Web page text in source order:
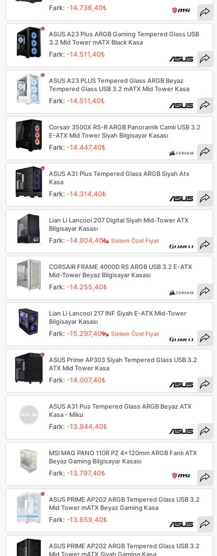
Fark: -14.736,40₺
ASUS A23 Plus ARGB Gaming Tempered Glass USB
3.2 Mid Tower mATX Black Kasa
Fark: -14.511,40₺
ASUS A23 PLUS Tempered Glass ARGB Beyaz
Tempered Glass USB 3.2 mATX Mid Tower Kasa
Fark: -14.511,40₺
Corsair 3500X RS-R ARGB Panoramik Camlı USB 3.2
E-ATX Mid Tower Siyah Bilgisayar Kasası
Fark: -14.447,40₺
ASUS A31 Plus Tempered Glass ARGB Siyah Atx
Kasa
Fark: -14.314,40₺
Sistem Özel Fiyat
Lian Li Lancool 207 Digital Siyah Mid-Tower ATX
Bilgisayar Kasası
Fark: -14.904,40₺
CORSAIR FRAME 4000D RS ARGB USB 3.2 E-ATX
Mid-Tower Beyaz Bilgisayar Kasası
Fark: -14.255,40₺
Sistem Özel Fiyat
Lian Li Lancool 217 INF Siyah E-ATX Mid-Tower
Bilgisayar Kasası
Fark: -15.297,40₺
ASUS Prime AP303 Siyah Tempered Glass USB 3.2
ATX Mid Tower Kasa
Fark: -14.007,40₺
ASUS A31 Pus Tempered Glass ARGB Beyaz ATX
Kasa - Miku
Fark: -13.944,40₺
MSI MAG PANO 110R PZ 4x120mm ARGB Fanlı ATX
Beyaz Gaming Bilgisayar Kasası
Fark: -13.797,40₺
ASUS PRIME AP202 ARGB Tempered Glass USB 3.2
Mid Tower mATX Beyaz Gaming Kasa
Fark: -13.659,40₺
ASUS PRIME AP202 ARGB Tempered Glass USB 3.2
Mid Tower mATX Siyah Gaming Kasa